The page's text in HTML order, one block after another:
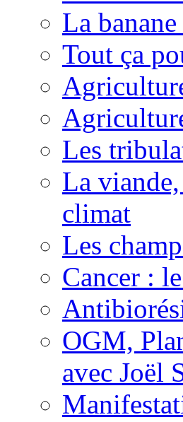
La
Tout ça
Les
La
climat
Les
Cancer :
OGM,
avec Joël